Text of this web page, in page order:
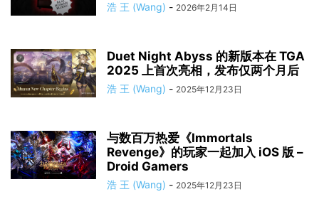
浩 王 (Wang) - 2026年2月14日
Duet Night Abyss 的新版本在 TGA
2025 上首次亮相，发布仅两个月后
浩 王 (Wang) - 2025年12月23日
与数百万热爱《Immortals
Revenge》的玩家一起加入 iOS 版 –
Droid Gamers
浩 王 (Wang) - 2025年12月23日